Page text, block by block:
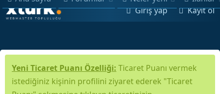
Giriş yap Kayıt ol
Yeni Ticaret Puanı Özelliği: Ticaret Puanı vermek
istediğiniz kişinin profilini ziyaret ederek "Ticaret